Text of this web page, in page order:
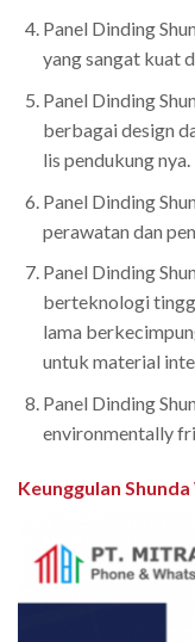
Panel Dinding
yang sangat kuat
Panel Dinding
berbagai design
lis pendukung nya.
Panel Dinding
perawatan dan
Panel Dinding
berteknologi
lama
untuk material
Panel Dinding
environmentally
Keunggulan